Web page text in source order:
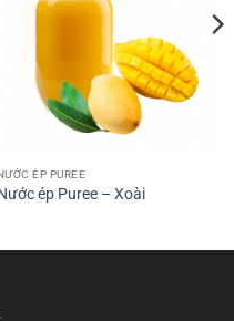
ÉP PUREE
ép Puree – Xoài